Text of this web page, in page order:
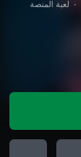
• لعبة المنصة